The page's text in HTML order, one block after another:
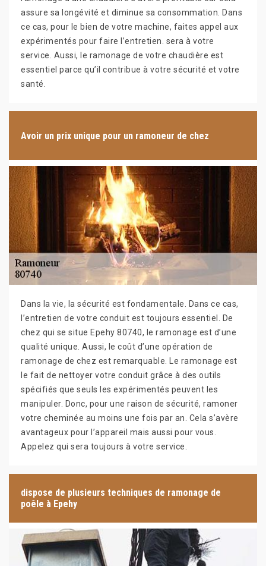
assure sa longévité et diminue sa consommation. Dans
ce cas, pour le bien de votre machine, faites appel aux
expérimentés pour faire l’entretien. sera à votre
service. Aussi, le ramonage de votre chaudière est
essentiel parce qu’il contribue à votre sécurité et votre
santé.
Avoir un prix unique pour un ramoneur de chez
Dans la vie, la sécurité est fondamentale. Dans ce cas,
l’entretien de votre conduit est toujours essentiel. De
chez qui se situe Epehy 80740, le ramonage est d’une
qualité unique. Aussi, le coût d’une opération de
ramonage de chez est remarquable. Le ramonage est
le fait de nettoyer votre conduit grâce à des outils
spécifiés que seuls les expérimentés peuvent les
manipuler. Donc, pour une raison de sécurité, ramoner
votre cheminée au moins une fois par an. Cela s’avère
avantageux pour l’appareil mais aussi pour vous.
Appelez qui sera toujours à votre service.
dispose de plusieurs techniques de ramonage de
poêle à Epehy